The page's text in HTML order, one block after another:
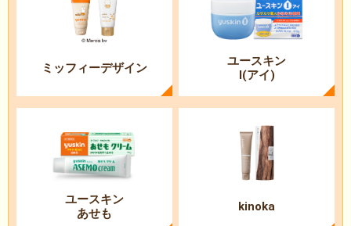
ミッフィーデザイン
ユースキン
I(アイ)
ユースキン
あせも
kinoka